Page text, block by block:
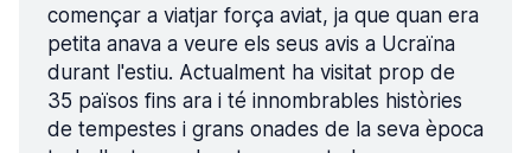
començar a viatjar força aviat, ja que quan era
petita anava a veure els seus avis a Ucraïna
durant l'estiu. Actualment ha visitat prop de
35 països fins ara i té innombrables històries
de tempestes i grans onades de la seva època